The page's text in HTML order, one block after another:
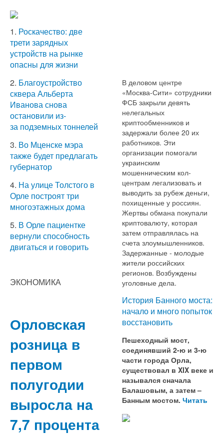
1. Роскачество: две
трети зарядных
устройств на рынке
опасны для жизни
2. Благоустройство
сквера Альберта
Иванова снова
остановили из-
за подземных тоннелей
3. Во Мценске мэра
также будет предлагать
губернатор
4. На улице Толстого в
Орле построят три
многоэтажных дома
5. В Орле пациентке
вернули способность
двигаться и говорить
ЭКОНОМИКА
Орловская
розница в
первом
полугодии
выросла на
7,7 процента
В деловом центре
«Москва-Сити» сотрудники
ФСБ закрыли девять
нелегальных
криптообменников и
задержали более 20 их
работников. Эти
организации помогали
украинским
мошенническим кол-
центрам легализовать и
выводить за рубеж деньги,
похищенные у россиян.
Жертвы обмана покупали
криптовалюту, которая
затем отправлялась на
счета злоумышленников.
Задержанные - молодые
жители российских
регионов. Возбуждены
уголовные дела.
История Банного моста:
начало и много попыток
восстановить
Пешеходный мост,
соединявший 2-ю и 3-ю
части города Орла,
существовал в XIX веке и
назывался сначала
Балашовым, а затем –
Банным мостом. Читать